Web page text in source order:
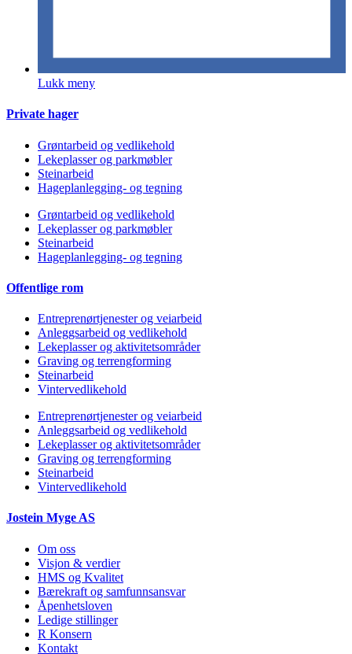
Lukk meny
Private hager
Grøntarbeid og vedlikehold
Lekeplasser og parkmøbler
Steinarbeid
Hageplanlegging- og tegning
Grøntarbeid og vedlikehold
Lekeplasser og parkmøbler
Steinarbeid
Hageplanlegging- og tegning
Offentlige rom
Entreprenørtjenester og veiarbeid
Anleggsarbeid og vedlikehold
Lekeplasser og aktivitetsområder
Graving og terrengforming
Steinarbeid
Vintervedlikehold
Entreprenørtjenester og veiarbeid
Anleggsarbeid og vedlikehold
Lekeplasser og aktivitetsområder
Graving og terrengforming
Steinarbeid
Vintervedlikehold
Jostein Myge AS
Om oss
Visjon & verdier
HMS og Kvalitet
Bærekraft og samfunnsansvar
Åpenhetsloven
Ledige stillinger
R Konsern
Kontakt